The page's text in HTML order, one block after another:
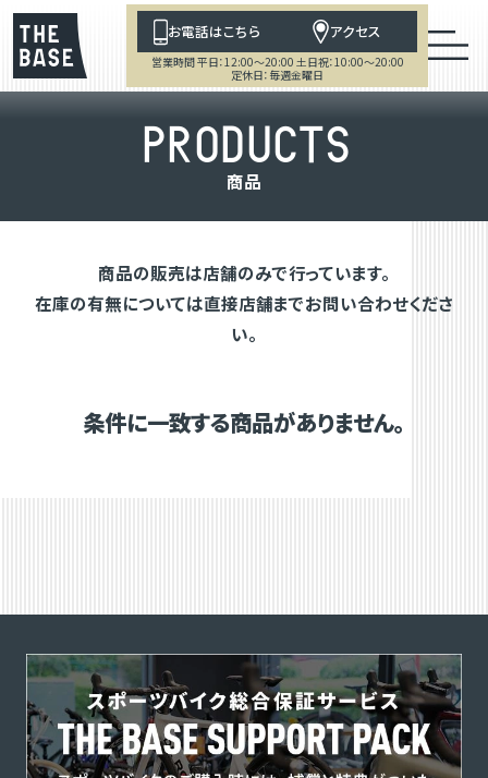
お電話はこちら アクセス
営業時間 平日：12:00～20:00 土日祝：10:00～20:00
定休日：毎週金曜日
PRODUCTS
商品
商品の販売は店舗のみで行っています。
在庫の有無については直接店舗までお問い合わせくださ
い。
条件に一致する商品がありません。